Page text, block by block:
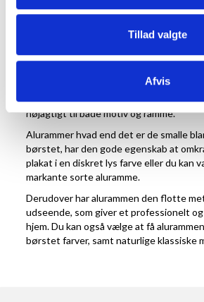
Tillad valgte
Afvis
Den gode styrke i alurammer gør det
rammer i samme profil, helt fra små
store 91,5 x 122 cm, så man kan matche
samme type. Vi har desuden også foto-
motiv, der er udenfor de gængse
let med en passepartout, der kan
nøjagtigt til både motiv og ramme.
Alurammer hvad end det er de smalle
børstet, har den gode egenskab at
plakat i en diskret lys farve eller du kan
markante sorte aluramme.
Derudover har alurammen den flotte
udseende, som giver et professionelt
hjem. Du kan også vælge at få
børstet farver, samt naturlige klassiske